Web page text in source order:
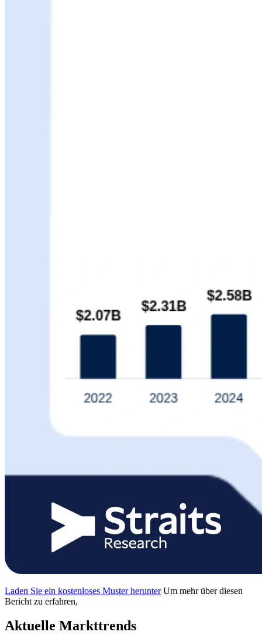
Laden Sie ein kostenloses Muster herunter Um mehr über diesen
Bericht zu erfahren,
Aktuelle Markttrends